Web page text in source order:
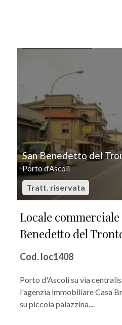
San Benedetto del
Porto d'Ascoli
Tratt. riservata
Locale
Benedetto del
Cod. loc1408
Porto d'Ascoli su via
l'agenzia immobiliare Casa
su piccola palazzina,...